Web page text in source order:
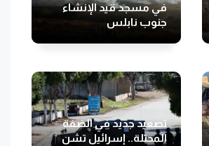
في مسجد قيد الإنشاء
جنوب نابلس
تصعيد جديد في الضفة
المحتلة.. إسرائيل تشن